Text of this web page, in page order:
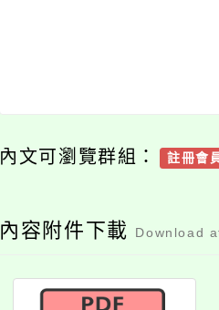
內文可瀏覽群組： 註冊會
內容附件下載 Download